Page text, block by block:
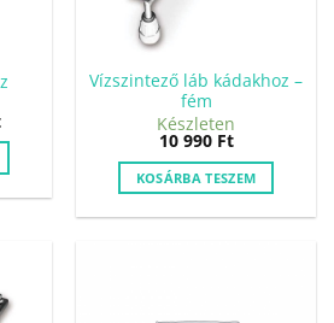
Current
price
is:
990 Ft.
Vízszintező láb kádakhoz –
fém
Készleten
10 990 Ft
KOSÁRBA TESZEM